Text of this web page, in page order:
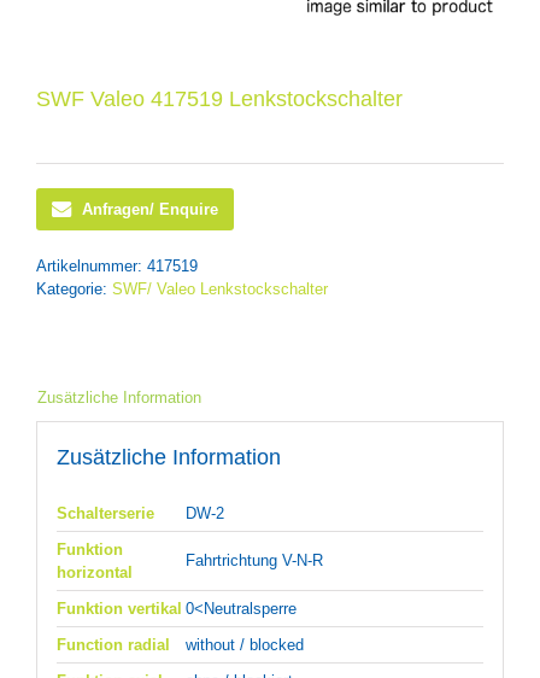
SWF Valeo 417519 Lenkstockschalter
Anfragen/ Enquire
Artikelnummer: 417519
Kategorie: SWF/ Valeo Lenkstockschalter
Zusätzliche Information
Zusätzliche Information
Schalterserie
DW-2
Funktion
horizontal
Fahrtrichtung V-N-R
Funktion vertikal 0<Neutralsperre
Function radial
without / blocked